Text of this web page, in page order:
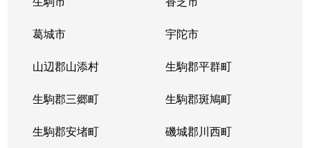
葛城市 宇陀市
山辺郡山添村 生駒郡平群町
生駒郡三郷町 生駒郡斑鳩町
生駒郡安堵町 磯城郡川西町